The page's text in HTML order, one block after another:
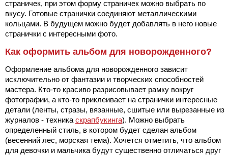
страничек, при этом форму страничек можно выбрать по
вкусу. Готовые странички соединяют металлическими
кольцами. В будущем можно будет добавлять в него новые
странички с интересными фото.
Как оформить альбом для новорожденного?
Оформление альбома для новорожденного зависит
исключительно от фантазии и творческих способностей
мастера. Кто-то красиво разрисовывает рамку вокруг
фотографии, а кто-то приклеивает на странички интересные
детали (ленты, стразы, вязанные, сшитые или вырезанные из
журналов - техника скрапбукинга). Можно выбрать
определенный стиль, в котором будет сделан альбом
(весенний лес, морская тема). Хочется отметить, что альбом
для девочки и мальчика будут существенно отличаться друг